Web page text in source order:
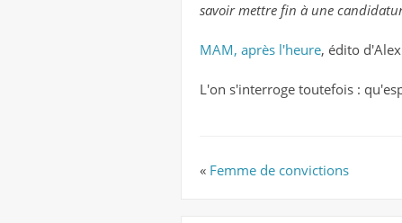
savoir mettre fin à une
MAM, après l'heure, édito
L'on s'interroge toutefois :
« Femme de convictions